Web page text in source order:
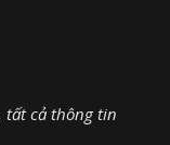
tất cả thông tin